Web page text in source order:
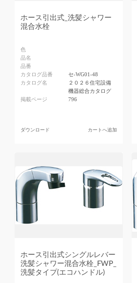
ホース引出式_洗髪シャワー
混合水栓
色
品名
品番
カタログ品番
セ-WG01-48
カタログ名
２０２６住宅設備
機器総合カタログ
掲載ページ
796
ダウンロード カートへ追加
ホース引出式シングルレバー
洗髪シャワー混合水栓_FWP_
洗髪タイプ(エコハンドル)